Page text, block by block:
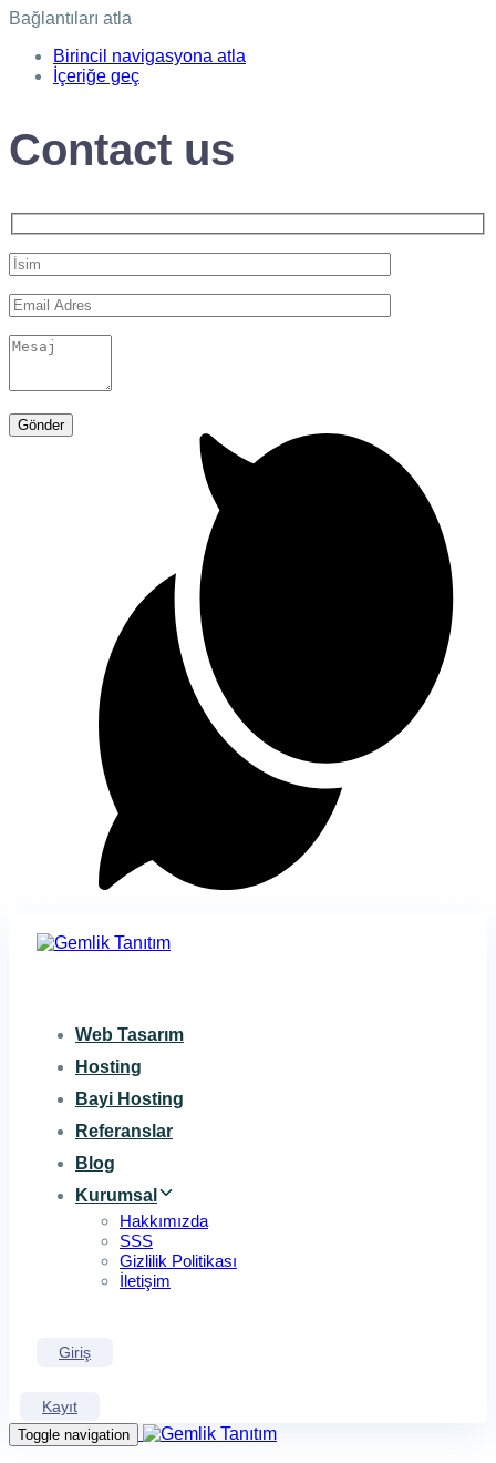
Bağlantıları atla
Birincil navigasyona atla
İçeriğe geç
Contact us
Web Tasarım
Hosting
Bayi Hosting
Referanslar
Blog
Kurumsal
Hakkımızda
SSS
Gizlilik Politikası
İletişim
Giriş
Kayıt
Toggle navigation